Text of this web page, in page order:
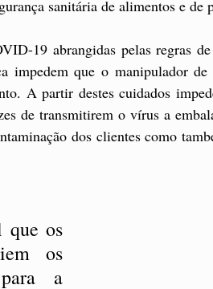
sanitária de alimentos e de
19 abrangidas pelas regras
impedem que o manipulador
A partir destes cuidados
de transmitirem o vírus a
dos clientes como
que os
os
para a